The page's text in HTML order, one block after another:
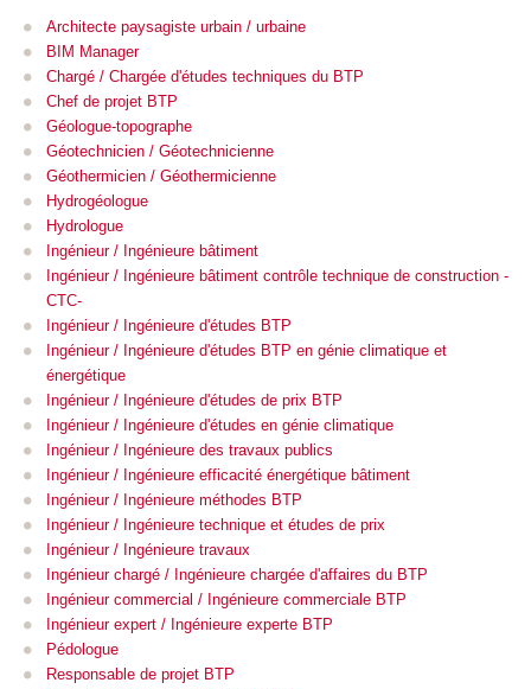
Architecte paysagiste urbain / urbaine
BIM Manager
Chargé / Chargée d'études techniques du BTP
Chef de projet BTP
Géologue-topographe
Géotechnicien / Géotechnicienne
Géothermicien / Géothermicienne
Hydrogéologue
Hydrologue
Ingénieur / Ingénieure bâtiment
Ingénieur / Ingénieure bâtiment contrôle technique de construction -
CTC-
Ingénieur / Ingénieure d'études BTP
Ingénieur / Ingénieure d'études BTP en génie climatique et
énergétique
Ingénieur / Ingénieure d'études de prix BTP
Ingénieur / Ingénieure d'études en génie climatique
Ingénieur / Ingénieure des travaux publics
Ingénieur / Ingénieure efficacité énergétique bâtiment
Ingénieur / Ingénieure méthodes BTP
Ingénieur / Ingénieure technique et études de prix
Ingénieur / Ingénieure travaux
Ingénieur chargé / Ingénieure chargée d'affaires du BTP
Ingénieur commercial / Ingénieure commerciale BTP
Ingénieur expert / Ingénieure experte BTP
Pédologue
Responsable de projet BTP